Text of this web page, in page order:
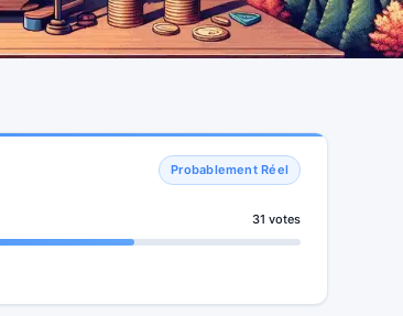
Probablement Réel
31 votes